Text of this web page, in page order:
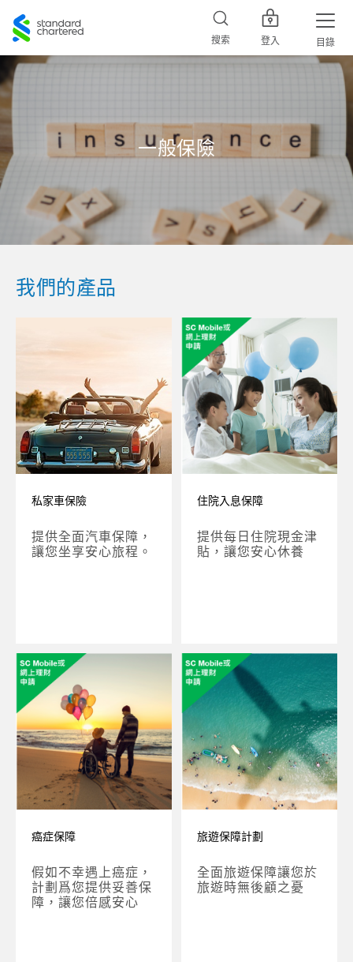
Standard
Chartered
搜索 登入 目錄
一般保險
我們的產品
私家車保險
提供全面汽車保障，
讓您坐享安心旅程。
住院入息保障
提供每日住院現金津
貼，讓您安心休養
癌症保障
假如不幸遇上癌症，
計劃爲您提供妥善保
障，讓您倍感安心
旅遊保障計劃
全面旅遊保障讓您於
旅遊時無後顧之憂